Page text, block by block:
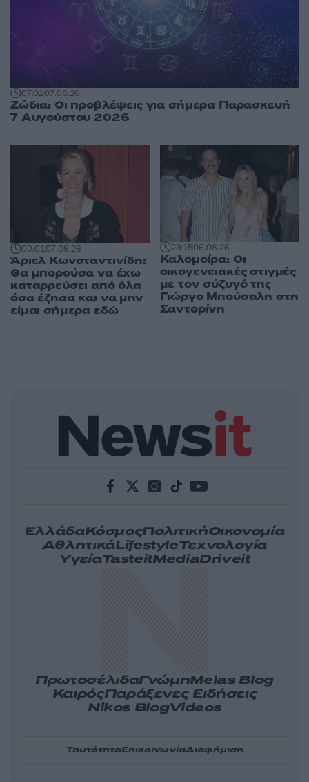
07:3107.08.26
Ζώδια: Οι προβλέψεις για σήμερα Παρασκευή
7 Αυγούστου 2026
00:0107.08.26
Άριελ Κωνσταντινίδη:
Θα μπορούσα να έχω
καταρρεύσει από όλα
όσα έζησα και να μην
είμαι σήμερα εδώ
23:1506.08.26
Καλομοίρα: Οι
οικογενειακές στιγμές
με τον σύζυγό της
Γιώργο Μπούσαλη στη
Σαντορίνη
ΕλλάδαΚόσμοςΠολιτικήΟικονομία
ΑθλητικάLifestyleΤεχνολογία
ΥγείαTasteitMediaDriveit
ΠρωτοσέλιδαΓνώμηMelas Blog
ΚαιρόςΠαράξενες Ειδήσεις
Nikos BlogVideos
ΤαυτότηταΕπικοινωνίαΔιαφήμιση